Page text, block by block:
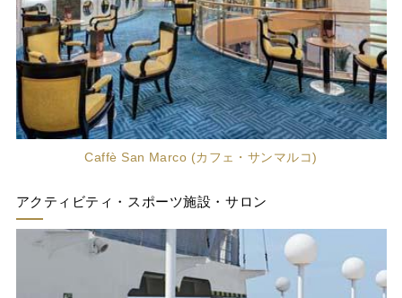
Caffè San Marco (カフェ・サンマルコ)
アクティビティ・スポーツ施設・サロン